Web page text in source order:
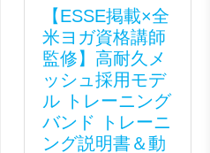
【ESSE掲載×全
米ヨガ資格講師
監修】高耐久メ
ッシュ採用モデ
ル トレーニング
バンド トレーニ
ング説明書＆動